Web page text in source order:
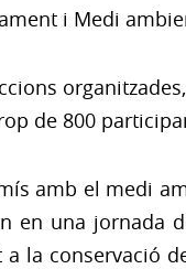
i Medi
de 800
amb el medi
en una jornada
la conservació